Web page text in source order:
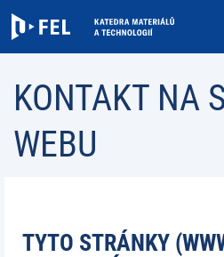
KONTAKT NA
WEBU
TYTO STRÁNKY